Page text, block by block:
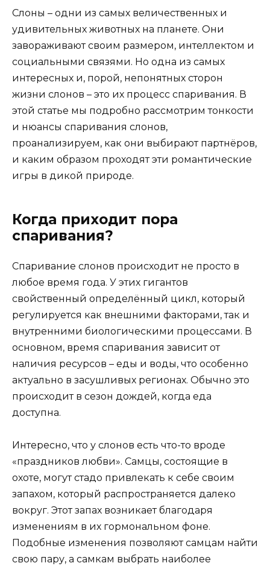
Слоны – одни из самых величественных и
удивительных животных на планете. Они
завораживают своим размером, интеллектом и
социальными связями. Но одна из самых
интересных и, порой, непонятных сторон
жизни слонов – это их процесс спаривания. В
этой статье мы подробно рассмотрим тонкости
и нюансы спаривания слонов,
проанализируем, как они выбирают партнёров,
и каким образом проходят эти романтические
игры в дикой природе.
Когда приходит пора
спаривания?
Спаривание слонов происходит не просто в
любое время года. У этих гигантов
свойственный определённый цикл, который
регулируется как внешними факторами, так и
внутренними биологическими процессами. В
основном, время спаривания зависит от
наличия ресурсов – еды и воды, что особенно
актуально в засушливых регионах. Обычно это
происходит в сезон дождей, когда еда
доступна.
Интересно, что у слонов есть что-то вроде
«праздников любви». Самцы, состоящие в
охоте, могут стадо привлекать к себе своим
запахом, который распространяется далеко
вокруг. Этот запах возникает благодаря
изменениям в их гормональном фоне.
Подобные изменения позволяют самцам найти
свою пару, а самкам выбрать наиболее